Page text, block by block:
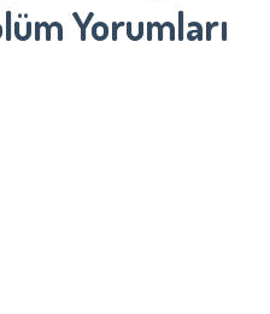
Yorumları